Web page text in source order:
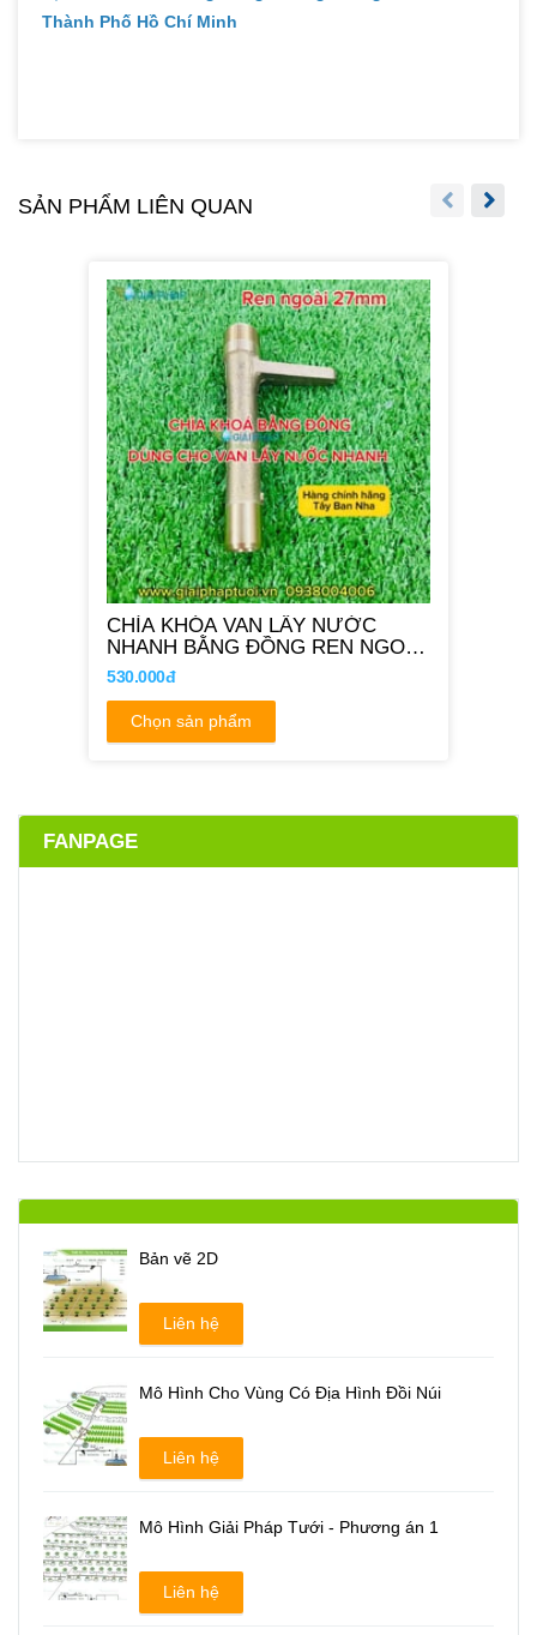
Thành Phố Hồ Chí Minh
SẢN PHẨM LIÊN QUAN
CHÌA KHÓA VAN LẤY NƯỚC
NHANH BẰNG ĐỒNG REN NGOÀI
27MM
530.000đ
Chọn sản phẩm
FANPAGE
Bản vẽ 2D
Liên hệ
Mô Hình Cho Vùng Có Địa Hình Đồi Núi
Liên hệ
Mô Hình Giải Pháp Tưới - Phương án 1
Liên hệ